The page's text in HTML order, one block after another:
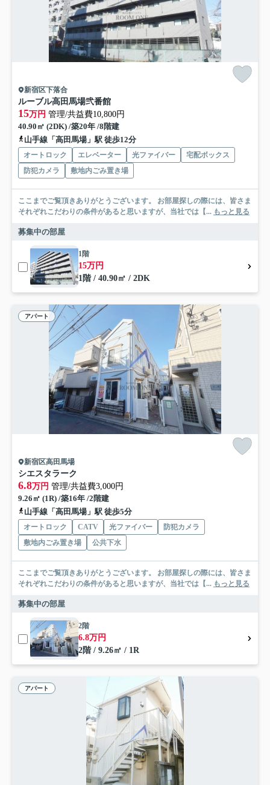
新宿区下落合
ルーブル高田馬場弐番館
15万円 管理/共益費10,800円
40.90㎡ (2DK) /築20年 /8階建
山手線「高田馬場」駅 徒歩12分
オートロック エレベーター 光ファイバー
宅配ボックス
防犯カメラ
敷地内ごみ置き場
ここまでご覧頂きありがとうございます。 お部屋探しの際には、皆さま
それぞれこだわりの条件があると思いますが、当社では【... もっと見る
募集中の部屋
1階
15万円
1階 / 40.90㎡ / 2DK
アパート
新宿区高田馬場
シエスタラーク
6.8万円 管理/共益費3,000円
9.26㎡ (1R) /築16年 /2階建
山手線「高田馬場」駅 徒歩5分
オートロック CATV 光ファイバー
防犯カメラ
敷地内ごみ置き場
公共下水
ここまでご覧頂きありがとうございます。 お部屋探しの際には、皆さま
それぞれこだわりの条件があると思いますが、当社では【... もっと見る
募集中の部屋
2階
6.8万円
2階 / 9.26㎡ / 1R
アパート